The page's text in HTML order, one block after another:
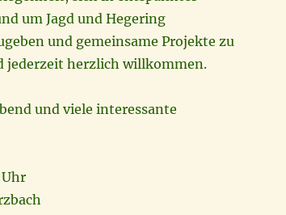
um Jagd und Hegering
und gemeinsame Projekte zu
jederzeit herzlich willkommen.
und viele interessante